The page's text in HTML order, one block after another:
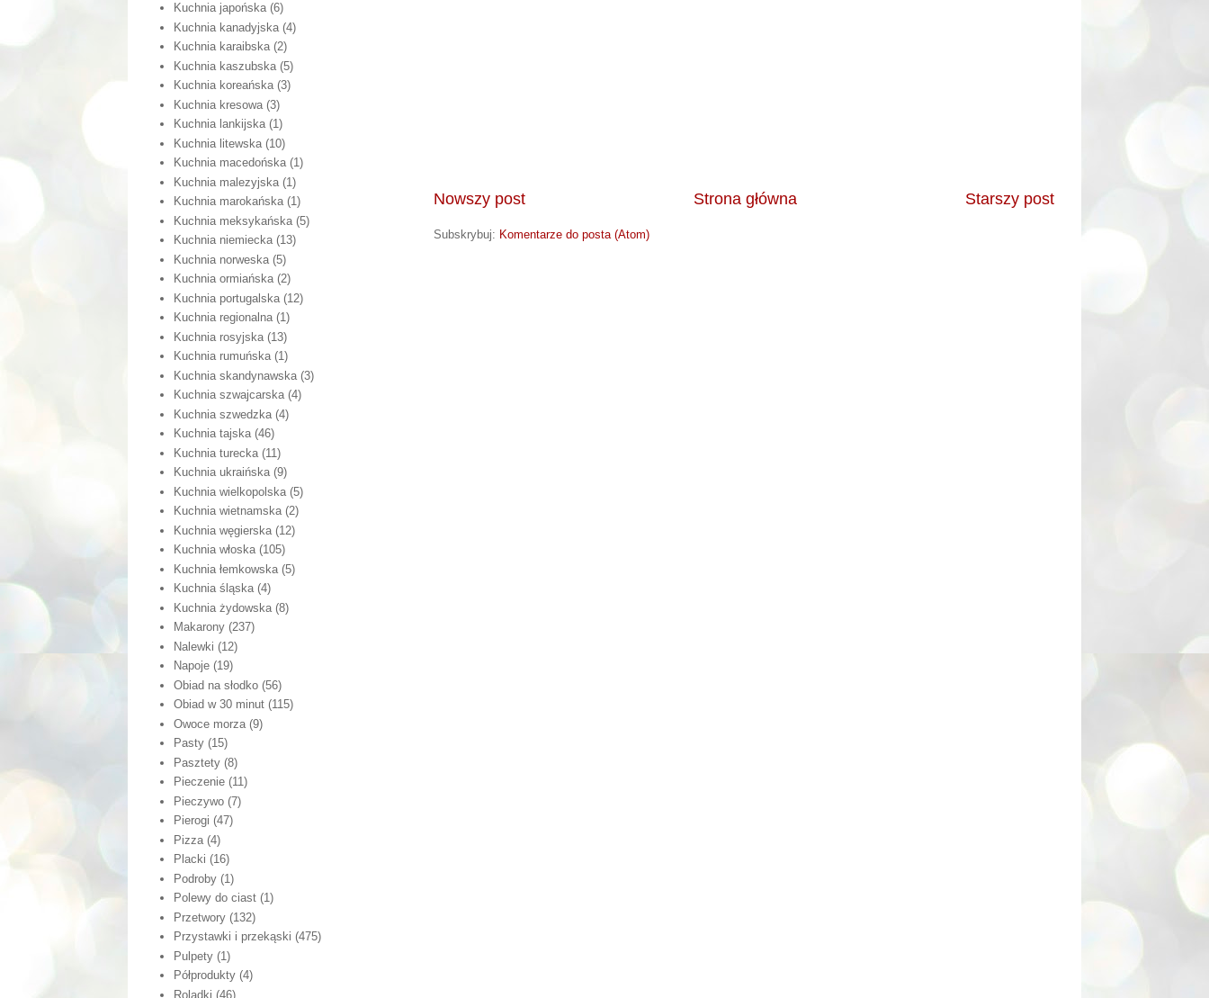
Nowszy post Starszy post
Strona główna
Subskrybuj: Komentarze do posta (Atom)
Kuchnia japońska (6)
Kuchnia kanadyjska (4)
Kuchnia karaibska (2)
Kuchnia kaszubska (5)
Kuchnia koreańska (3)
Kuchnia kresowa (3)
Kuchnia lankijska (1)
Kuchnia litewska (10)
Kuchnia macedońska (1)
Kuchnia malezyjska (1)
Kuchnia marokańska (1)
Kuchnia meksykańska (5)
Kuchnia niemiecka (13)
Kuchnia norweska (5)
Kuchnia ormiańska (2)
Kuchnia portugalska (12)
Kuchnia regionalna (1)
Kuchnia rosyjska (13)
Kuchnia rumuńska (1)
Kuchnia skandynawska (3)
Kuchnia szwajcarska (4)
Kuchnia szwedzka (4)
Kuchnia tajska (46)
Kuchnia turecka (11)
Kuchnia ukraińska (9)
Kuchnia wielkopolska (5)
Kuchnia wietnamska (2)
Kuchnia węgierska (12)
Kuchnia włoska (105)
Kuchnia łemkowska (5)
Kuchnia śląska (4)
Kuchnia żydowska (8)
Makarony (237)
Nalewki (12)
Napoje (19)
Obiad na słodko (56)
Obiad w 30 minut (115)
Owoce morza (9)
Pasty (15)
Pasztety (8)
Pieczenie (11)
Pieczywo (7)
Pierogi (47)
Pizza (4)
Placki (16)
Podroby (1)
Polewy do ciast (1)
Przetwory (132)
Przystawki i przekąski (475)
Pulpety (1)
Półprodukty (4)
Roladki (46)